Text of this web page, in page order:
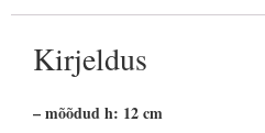
Kirjeldus
– mõõdud h: 12 cm